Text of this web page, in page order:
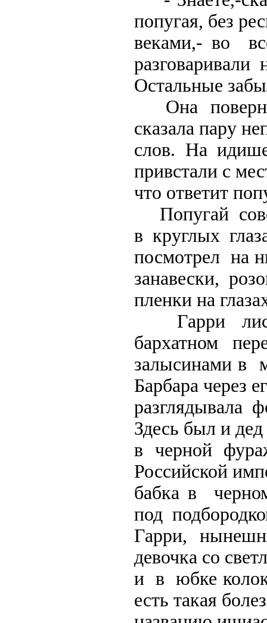
попугая, без
веками,- во
Остальные
Она
сказала пару
слов. На
привстали с
что ответит
Попугай
в круглых
посмотрел на
занавески,
пленки на
Гарри
бархатном
залысинами в
Барбара через
разглядывала
Здесь был и
в черной
Российской
бабка в
под
Гарри,
девочка со
и в юбке
есть такая